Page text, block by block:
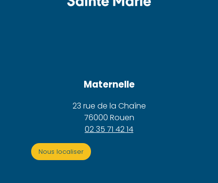
Maternelle
23 rue de la Chaîne
76000 Rouen
02 35 71 42 14
Nous localiser